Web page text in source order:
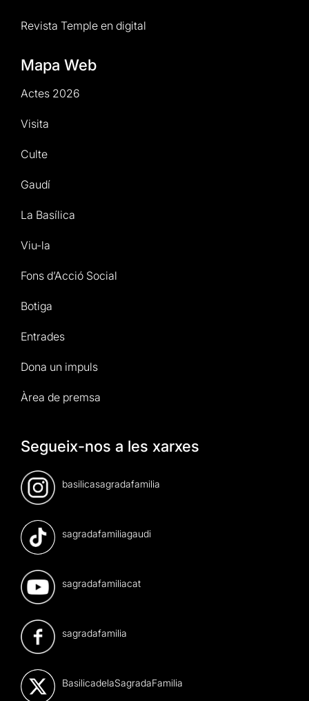
Revista Temple en digital
Mapa Web
Actes 2026
Visita
Culte
Gaudí
La Basílica
Viu-la
Fons d’Acció Social
Botiga
Entrades
Dona un impuls
Àrea de premsa
Segueix-nos a les xarxes
basilicasagradafamilia
sagradafamiliagaudi
sagradafamiliacat
sagradafamilia
BasilicadelaSagradaFamilia